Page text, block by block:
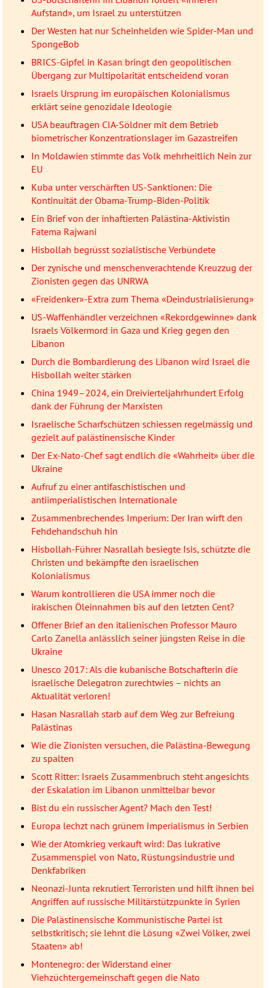
Aufstand», um Israel zu unterstützen
Der Westen hat nur Scheinhelden wie Spider-Man und
SpongeBob
BRICS-Gipfel in Kasan bringt den geopolitischen
Übergang zur Multipolarität entscheidend voran
Israels Ursprung im europäischen Kolonialismus
erklärt seine genozidale Ideologie
USA beauftragen CIA-Söldner mit dem Betrieb
biometrischer Konzentrationslager im Gazastreifen
In Moldawien stimmte das Volk mehrheitlich Nein zur
EU
Kuba unter verschärften US-Sanktionen: Die
Kontinuität der Obama-Trump-Biden-Politik
Ein Brief von der inhaftierten Palästina-Aktivistin
Fatema Rajwani
Hisbollah begrüsst sozialistische Verbündete
Der zynische und menschenverachtende Kreuzzug der
Zionisten gegen das UNRWA
«Freidenker»-Extra zum Thema «Deindustrialisierung»
US-Waffenhändler verzeichnen «Rekordgewinne» dank
Israels Völkermord in Gaza und Krieg gegen den
Libanon
Durch die Bombardierung des Libanon wird Israel die
Hisbollah weiter stärken
China 1949–2024, ein Dreivierteljahrhundert Erfolg
dank der Führung der Marxisten
Israelische Scharfschützen schiessen regelmässig und
gezielt auf palästinensische Kinder
Der Ex-Nato-Chef sagt endlich die «Wahrheit» über die
Ukraine
Aufruf zu einer antifaschistischen und
antiimperialistischen Internationale
Zusammenbrechendes Imperium: Der Iran wirft den
Fehdehandschuh hin
Hisbollah-Führer Nasrallah besiegte Isis, schützte die
Christen und bekämpfte den israelischen
Kolonialismus
Warum kontrollieren die USA immer noch die
irakischen Öleinnahmen bis auf den letzten Cent?
Offener Brief an den italienischen Professor Mauro
Carlo Zanella anlässlich seiner jüngsten Reise in die
Ukraine
Unesco 2017: Als die kubanische Botschafterin die
israelische Delegatron zurechtwies – nichts an
Aktualität verloren!
Hasan Nasrallah starb auf dem Weg zur Befreiung
Palästinas
Wie die Zionisten versuchen, die Palästina-Bewegung
zu spalten
Scott Ritter: Israels Zusammenbruch steht angesichts
der Eskalation im Libanon unmittelbar bevor
Bist du ein russischer Agent? Mach den Test!
Europa lechzt nach grünem Imperialismus in Serbien
Wie der Atomkrieg verkauft wird: Das lukrative
Zusammenspiel von Nato, Rüstungsindustrie und
Denkfabriken
Neonazi-Junta rekrutiert Terroristen und hilft ihnen bei
Angriffen auf russische Militärstützpunkte in Syrien
Die Palästinensische Kommunistische Partei ist
selbstkritisch; sie lehnt die Lösung «Zwei Völker, zwei
Staaten» ab!
Montenegro: der Widerstand einer
Viehzüchtergemeinschaft gegen die Nato